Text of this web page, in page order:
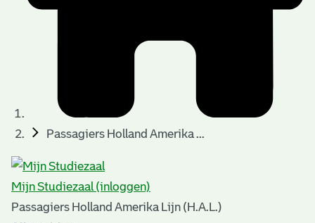
Passagiers Holland Amerika ...
Mijn Studiezaal (inloggen)
Passagiers Holland Amerika Lijn (H.A.L.)